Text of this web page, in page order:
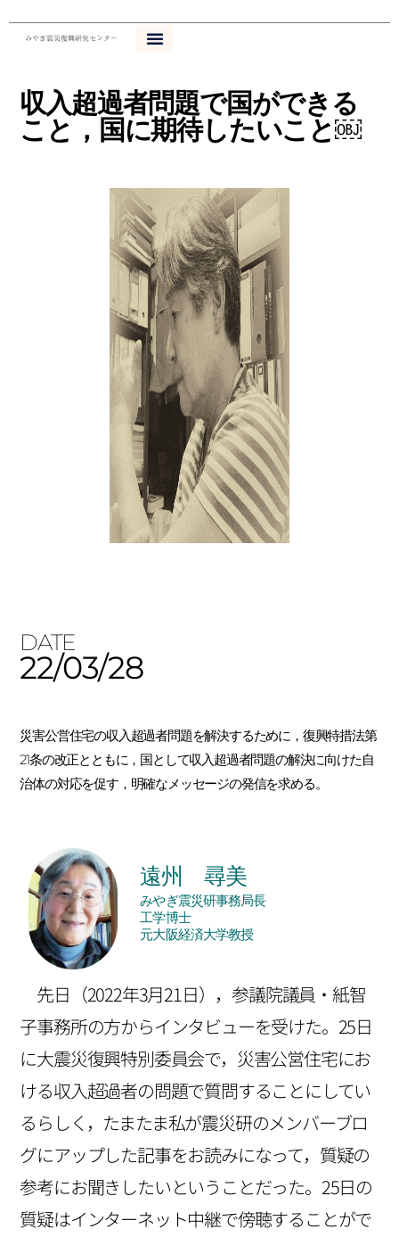
収入超過者問題で国ができる
こと，国に期待したいこと￼
DATE
22/03/28
災害公営住宅の収入超過者問題を解決するために，復興特措法第
21条の改正とともに，国として収入超過者問題の解決に向けた自
治体の対応を促す，明確なメッセージの発信を求める。
遠州 尋美
みやぎ震災研事務局長
工学博士
元大阪経済大学教授
先日（2022年3月21日），参議院議員・紙智
子事務所の方からインタビューを受けた。25日
に大震災復興特別委員会で，災害公営住宅にお
ける収入超過者の問題で質問することにしてい
るらしく，たまたま私が震災研のメンバーブロ
グにアップした記事をお読みになって，質疑の
参考にお聞きしたいということだった。25日の
質疑はインターネット中継で傍聴することがで